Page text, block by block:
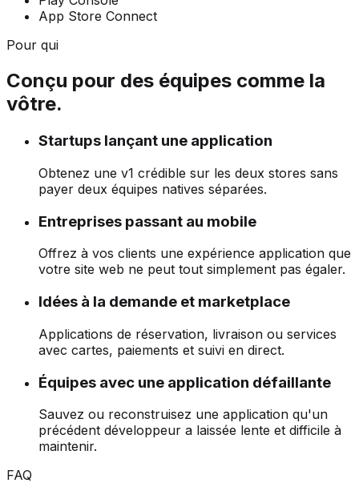
App Store Connect
Pour qui
Conçu pour des équipes comme la
vôtre.
Startups lançant une application
Obtenez une v1 crédible sur les deux stores sans
payer deux équipes natives séparées.
Entreprises passant au mobile
Offrez à vos clients une expérience application que
votre site web ne peut tout simplement pas égaler.
Idées à la demande et marketplace
Applications de réservation, livraison ou services
avec cartes, paiements et suivi en direct.
Équipes avec une application défaillante
Sauvez ou reconstruisez une application qu'un
précédent développeur a laissée lente et difficile à
maintenir.
FAQ